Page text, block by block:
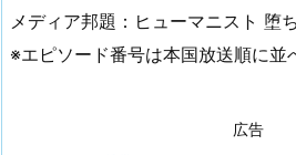
メディア邦題：ヒューマニスト 堕
※エピソード番号は本国放送順に並
広告